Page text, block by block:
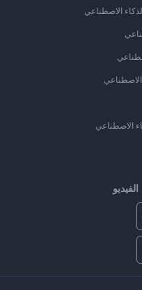
الاصطناعي
الاصطناعي
الاصطناعي